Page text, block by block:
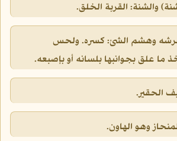
والشنة: القربة الخلق.
وهشم الشئ: كسره. ولحس
ما علق بجوانبها بلسانه أو بإصبعه.
الحقير.
وهو الهاون.